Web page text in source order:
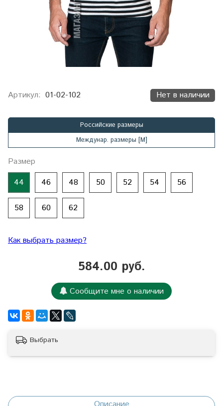
Артикул: 01-02-102 Нет в наличии
Российские размеры
Междунар. размеры [М]
Размер
44
46 48 50 52 54 56
58 60 62
Как выбрать размер?
584.00 руб.
Сообщите мне о наличии
Выбрать